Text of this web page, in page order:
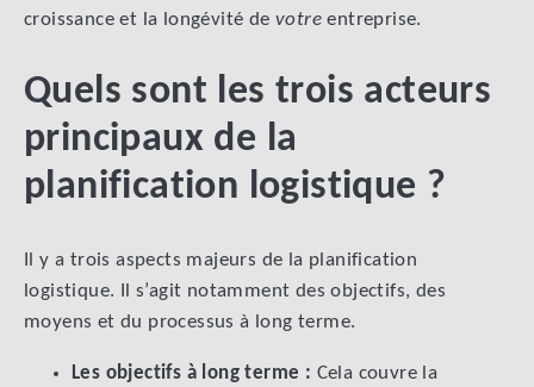
croissance et la longévité de votre entreprise.
Quels sont les trois acteurs
principaux de la
planification logistique ?
Il y a trois aspects majeurs de la planification
logistique. Il s’agit notamment des objectifs, des
moyens et du processus à long terme.
Les objectifs à long terme : Cela couvre la